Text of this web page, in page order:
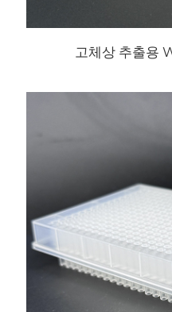
고체상 추출용